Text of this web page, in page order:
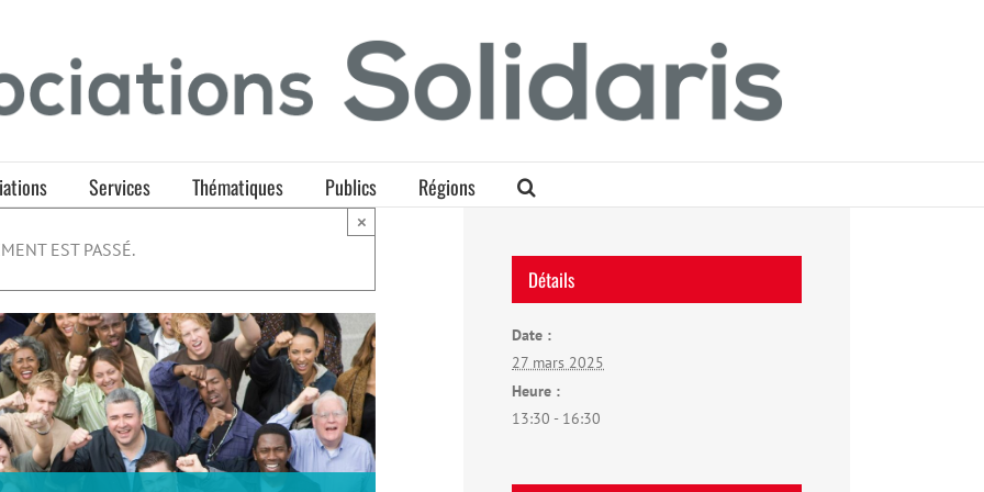
Services Thématiques Publics Régions
EST PASSÉ.
×
Détails
Date :
27 mars 2025
Heure :
13:30 - 16:30